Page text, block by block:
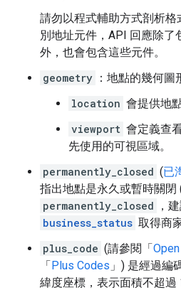
請勿以程式輔助方式剖析
別地址元件，API 回應除了
外，也會包含這些元件。
geometry ：地點的幾何圖
location 會提供地
viewport 會定義查
先使用的可視區域。
permanently_closed (已
指出地點是永久或暫時關閉
permanently_closed
，
business_status 取得商
plus_code (請參閱「
「Plus Codes 」) 是經過編
緯度座標，表示面積不超